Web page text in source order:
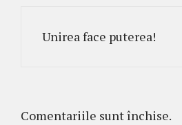
Unirea face puterea!
Comentariile sunt închise.